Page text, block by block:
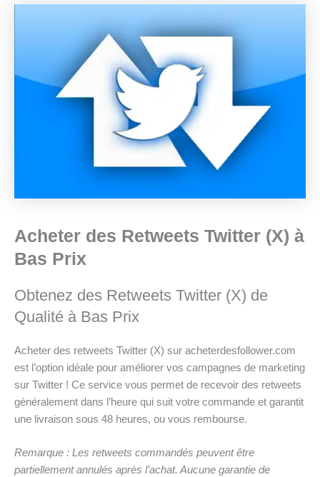
Acheter des Retweets Twitter (X) à
Bas Prix
Obtenez des Retweets Twitter (X) de
Qualité à Bas Prix
Acheter des retweets Twitter (X) sur acheterdesfollower.com
est l’option idéale pour améliorer vos campagnes de marketing
sur Twitter ! Ce service vous permet de recevoir des retweets
généralement dans l’heure qui suit votre commande et garantit
une livraison sous 48 heures, ou vous rembourse.
Remarque : Les retweets commandés peuvent être
partiellement annulés après l’achat. Aucune garantie de